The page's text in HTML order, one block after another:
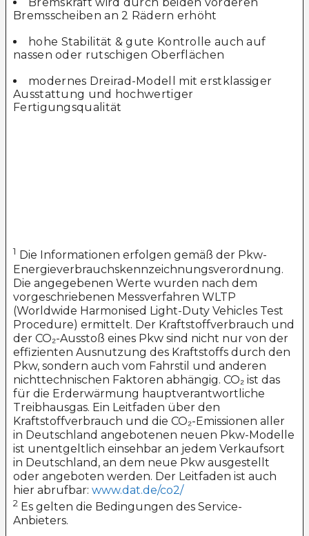
Bremsscheiben an 2 Rädern erhöht
hohe Stabilität & gute Kontrolle auch auf
nassen oder rutschigen Oberflächen
modernes Dreirad-Modell mit erstklassiger
Ausstattung und hochwertiger
Fertigungsqualität
1 Die Informationen erfolgen gemäß der Pkw-
Energieverbrauchskennzeichnungsverordnung.
Die angegebenen Werte wurden nach dem
vorgeschriebenen Messverfahren WLTP
(Worldwide Harmonised Light-Duty Vehicles Test
Procedure) ermittelt. Der Kraftstoffverbrauch und
der CO₂-Ausstoß eines Pkw sind nicht nur von der
effizienten Ausnutzung des Kraftstoffs durch den
Pkw, sondern auch vom Fahrstil und anderen
nichttechnischen Faktoren abhängig. CO₂ ist das
für die Erderwärmung hauptverantwortliche
Treibhausgas. Ein Leitfaden über den
Kraftstoffverbrauch und die CO₂-Emissionen aller
in Deutschland angebotenen neuen Pkw-Modelle
ist unentgeltlich einsehbar an jedem Verkaufsort
in Deutschland, an dem neue Pkw ausgestellt
oder angeboten werden. Der Leitfaden ist auch
hier abrufbar: www.dat.de/co2/
2 Es gelten die Bedingungen des Service-
Anbieters.